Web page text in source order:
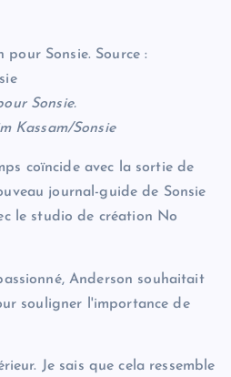
Sonsie.
Kassam/Sonsie
coïncide avec la sortie de
journal-guide de Sonsie
le studio de création No
Anderson souhaitait
souligner l'importance de
Je sais que cela ressemble